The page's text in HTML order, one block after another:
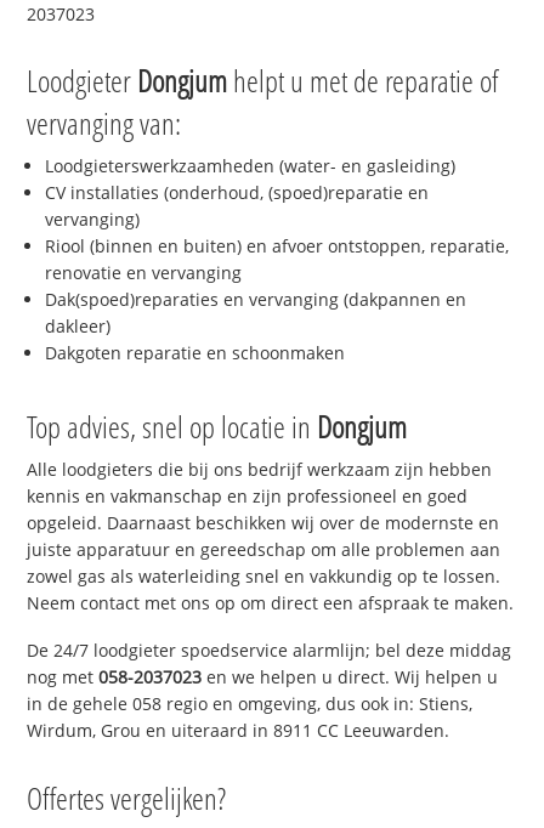
2037023
Loodgieter Dongjumhelpt u met de reparatie of
vervanging van:
Loodgieterswerkzaamheden (water- en gasleiding)
CV installaties (onderhoud, (spoed)reparatie en
vervanging)
Riool (binnen en buiten) en afvoer ontstoppen, reparatie,
renovatie en vervanging
Dak(spoed)reparaties en vervanging (dakpannen en
dakleer)
Dakgoten reparatie en schoonmaken
Top advies, snel op locatie in Dongjum
Alle loodgieters die bij ons bedrijf werkzaam zijn hebben
kennis en vakmanschap en zijn professioneel en goed
opgeleid. Daarnaast beschikken wij over de modernste en
juiste apparatuur en gereedschap om alle problemen aan
zowel gas als waterleiding snel en vakkundig op te lossen.
Neem contact met ons op om direct een afspraak te maken.
De 24/7 loodgieter spoedservice alarmlijn; bel deze middag
nog met058-2037023 en we helpen u direct. Wij helpen u
in de gehele 058 regio en omgeving, dus ook in: Stiens,
Wirdum, Grou en uiteraard in 8911 CC Leeuwarden.
Offertes vergelijken?